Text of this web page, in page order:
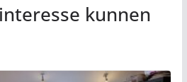
kunnen